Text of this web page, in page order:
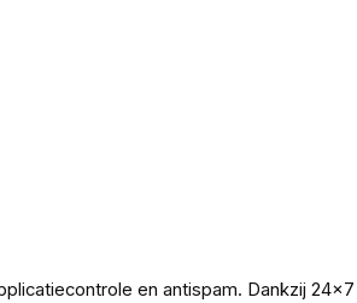
en antispam. Dankzij